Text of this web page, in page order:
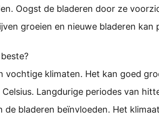
Oogst de bladeren door ze
groeien en nieuwe bladeren kan
vochtige klimaten. Het kan goed
Langdurige periodes van
de bladeren beïnvloeden. Het